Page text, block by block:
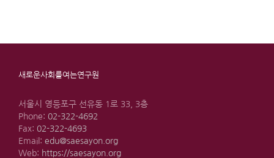
새로운사회를여는연구원
서울시 영등포구 선유동 1로 33, 3층
Phone: 02-322-4692
Fax: 02-322-4693
Email: edu@saesayon.org
Web: https://saesayon.org